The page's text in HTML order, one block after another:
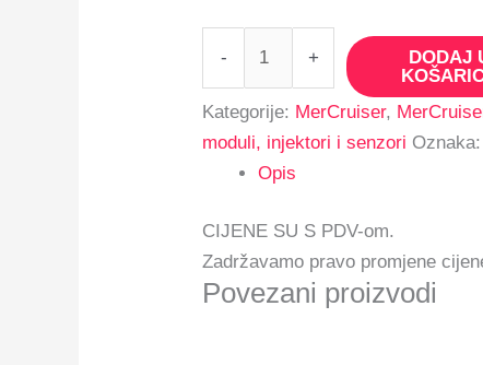
- +
DODAJ
Kategorije: MerCruiser,
moduli, injektori i senzori Oznaka:
Opis
CIJENE SU S PDV-om.
Zadržavamo pravo promjene
Povezani proizvodi